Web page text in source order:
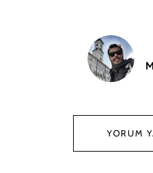
YORUM